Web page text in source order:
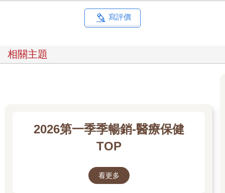
寫評價
相關主題
2026第一季季暢銷-醫療保健
TOP
看更多